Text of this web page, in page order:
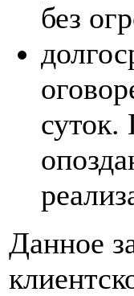
без
Данное